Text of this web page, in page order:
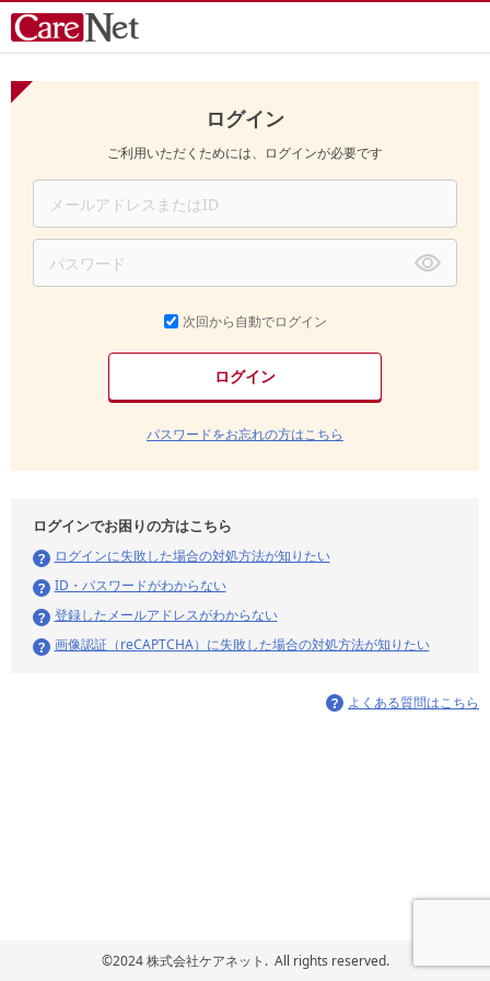
ログイン
ご利用いただくためには、ログインが必要です
次回から自動でログイン
パスワードをお忘れの方はこちら
ログインでお困りの方はこちら
ログインに失敗した場合の対処方法が知りたい
ID・パスワードがわからない
登録したメールアドレスがわからない
画像認証（reCAPTCHA）に失敗した場合の対処方法が知りたい
よくある質問はこちら
©2024 株式会社ケアネット. All rights reserved.